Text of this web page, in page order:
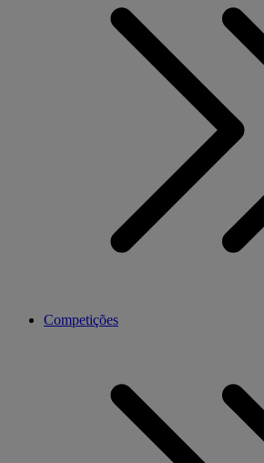
Competições